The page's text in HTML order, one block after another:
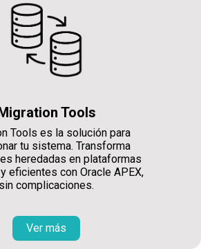
Tools
Tools es la solución para
tu sistema. Transforma
heredadas en plataformas
eficientes con Oracle APEX,
sin complicaciones.
Ver más